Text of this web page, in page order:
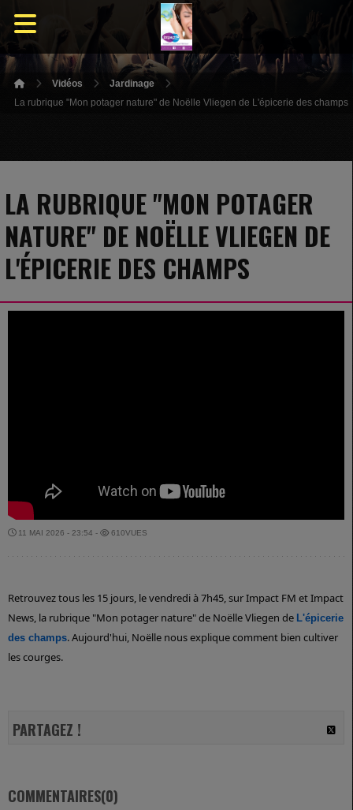
Vidéos
Jardinage
La rubrique "Mon potager nature" de Noëlle Vliegen de L'épicerie des champs
LA RUBRIQUE "MON POTAGER
NATURE" DE NOËLLE VLIEGEN DE
L'ÉPICERIE DES CHAMPS
11 MAI 2026 - 23:54 - 610VUES
Retrouvez tous les 15 jours, le vendredi à 7h45, sur Impact FM et Impact
News, la rubrique "Mon potager nature" de Noëlle Vliegen de L'épicerie
des champs. Aujourd'hui, Noëlle nous explique comment bien cultiver
les courges.
PARTAGEZ !
COMMENTAIRES(0)